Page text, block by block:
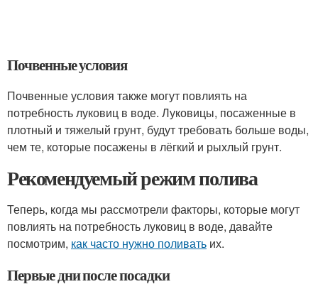
Почвенные условия
Почвенные условия также могут повлиять на
потребность луковиц в воде. Луковицы, посаженные в
плотный и тяжелый грунт, будут требовать больше воды,
чем те, которые посажены в лёгкий и рыхлый грунт.
Рекомендуемый режим полива
Теперь, когда мы рассмотрели факторы, которые могут
повлиять на потребность луковиц в воде, давайте
посмотрим, как часто нужно поливать их.
Первые дни после посадки